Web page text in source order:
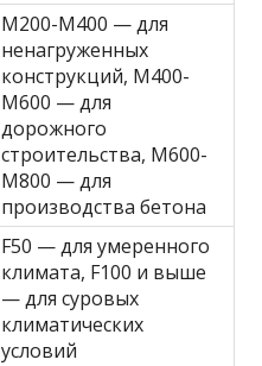
М200-М400 — для
ненагруженных
конструкций, М400-
М600 — для
дорожного
строительства, М600-
М800 — для
производства бетона
F50 — для умеренного
климата, F100 и выше
— для суровых
климатических
условий